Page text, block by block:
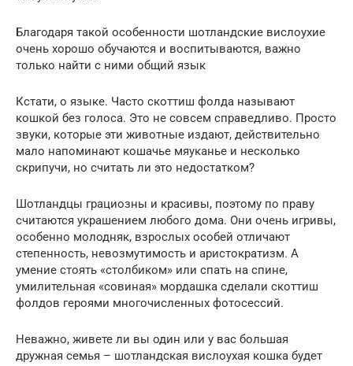
Благодаря такой особенности шотландские вислоухие
очень хорошо обучаются и воспитываются, важно
только найти с ними общий язык
Кстати, о языке. Часто скоттиш фолда называют
кошкой без голоса. Это не совсем справедливо. Просто
звуки, которые эти животные издают, действительно
мало напоминают кошачье мяуканье и несколько
скрипучи, но считать ли это недостатком?
Шотландцы грациозны и красивы, поэтому по праву
считаются украшением любого дома. Они очень игривы,
особенно молодняк, взрослых особей отличают
степенность, невозмутимость и аристократизм. А
умение стоять «столбиком» или спать на спине,
умилительная «совиная» мордашка сделали скоттиш
фолдов героями многочисленных фотосессий.
Неважно, живете ли вы один или у вас большая
дружная семья – шотландская вислоухая кошка будет